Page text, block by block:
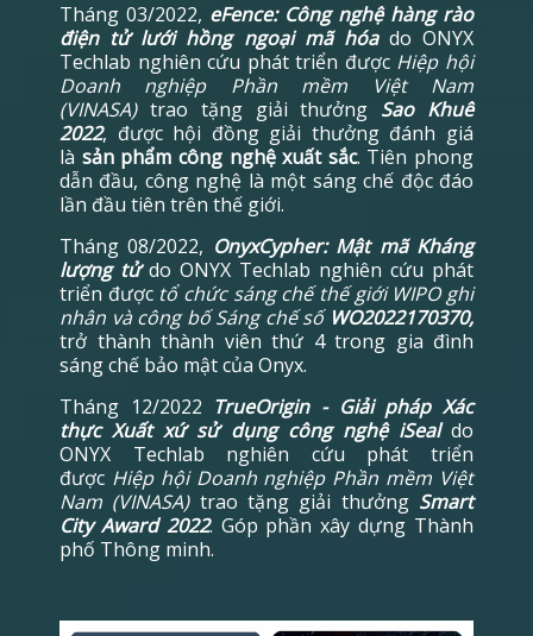
Tháng 03/2022, eFence: Công nghệ hàng rào
điện tử lưới hồng ngoại mã hóa do ONYX
Techlab nghiên cứu phát triển được Hiệp hội
Doanh nghiệp Phần mềm Việt Nam
(VINASA)trao tặng giải thưởng Sao Khuê
2022, được hội đồng giải thưởng đánh giá
là sản phẩm công nghệ xuất sắc. Tiên phong
dẫn đầu, công nghệ là một sáng chế độc đáo
lần đầu tiên trên thế giới.
Tháng 08/2022, OnyxCypher: Mật mã Kháng
lượng tửdo ONYX Techlab nghiên cứu phát
triển được tổ chức sáng chế thế giới WIPO ghi
nhân và công bố Sáng chế số WO2022170370,
trở thành thành viên thứ 4 trong gia đình
sáng chế bảo mật của Onyx.
Tháng 12/2022 TrueOrigin - Giải pháp Xác
thực Xuất xứ sử dụng công nghệ iSeal do
ONYX Techlab nghiên cứu phát triển
được Hiệp hội Doanh nghiệp Phần mềm Việt
Nam (VINASA)trao tặng giải thưởng Smart
City Award 2022. Góp phần xây dựng Thành
phố Thông minh.